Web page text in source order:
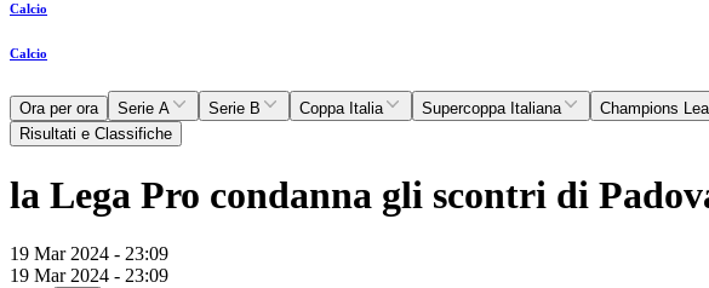
Calcio
Calcio
Ora per ora Serie A Serie B Coppa Italia Supercoppa Italiana Champions
Risultati e Classifiche
la Lega Pro condanna gli scontri di
19 Mar 2024 - 23:09
19 Mar 2024 - 23:09